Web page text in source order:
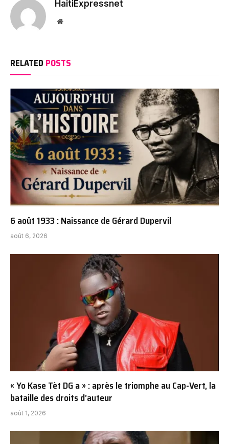
HaitiExpressnet
Website
RELATED POSTS
6 août 1933 : Naissance de Gérard Dupervil
août 6, 2026
« Yo Kase Tèt DG a » : après le triomphe au Cap-Vert, la
bataille des droits d’auteur
août 1, 2026